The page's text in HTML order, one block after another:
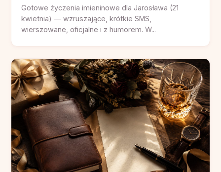
Gotowe życzenia imieninowe dla Jarosława (21
kwietnia) — wzruszające, krótkie SMS,
wierszowane, oficjalne i z humorem. W...